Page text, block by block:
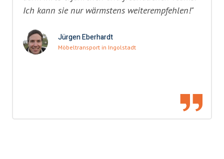
Ich kann sie nur wärmstens weiterempfehlen!"
Jürgen Eberhardt
Möbeltransport in Ingolstadt